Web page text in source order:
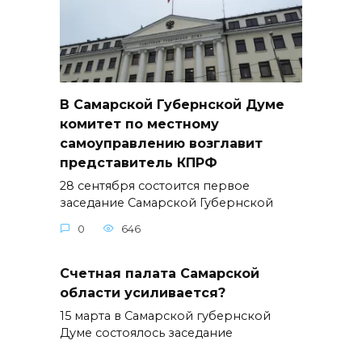
В Самарской Губернской Думе
комитет по местному
самоуправлению возглавит
представитель КПРФ
28 сентября состоится первое
заседание Самарской Губернской
0 646
Счетная палата Самарской
области усиливается?
15 марта в Самарской губернской
Думе состоялось заседание